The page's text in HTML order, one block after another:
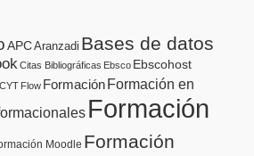
APCAranzadi Bases de datos
Citas Bibliográficas Ebsco Ebscohost
Flow FormaciónFormación en
Formación
Moodle Formación